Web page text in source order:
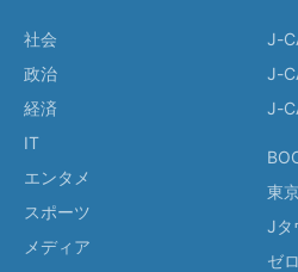
社会
政治
経済
IT
エンタメ
スポーツ
メディア
J-
J-
J-
東
Jタ
ゼ